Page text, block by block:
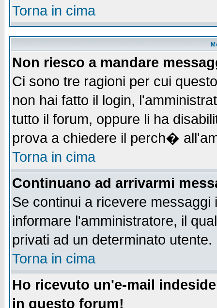
Torna in cima
Non riesco a mandare
Ci sono tre ragioni per cui
non hai fatto il login,
tutto il forum, oppure li ha
prova a chiedere il perch�
Torna in cima
Continuano ad arrivarmi
Se continui a ricevere
informare l'amministratore, il
privati ad un determinato utente.
Torna in cima
Ho ricevuto un'e-mail
in questo forum!